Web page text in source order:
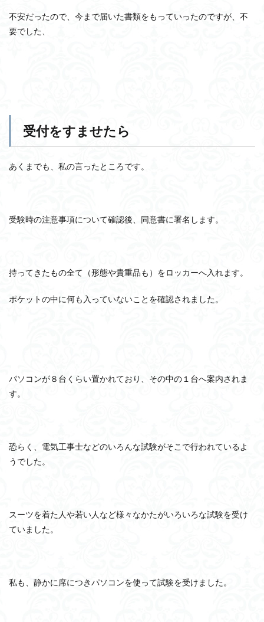
不安だったので、今まで届いた書類をもっていったのですが、不
要でした、
受付をすませたら
あくまでも、私の言ったところです。
受験時の注意事項について確認後、同意書に署名します。
持ってきたもの全て（形態や貴重品も）をロッカーへ入れます。
ポケットの中に何も入っていないことを確認されました。
パソコンが８台くらい置かれており、その中の１台へ案内されま
す。
恐らく、電気工事士などのいろんな試験がそこで行われているよ
うでした。
スーツを着た人や若い人など様々なかたがいろいろな試験を受け
ていました。
私も、静かに席につきパソコンを使って試験を受けました。